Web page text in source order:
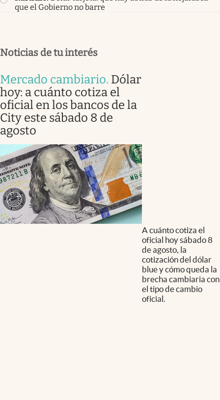
que el Gobierno no barre
Noticias de tu interés
Mercado cambiario. Dólar
hoy: a cuánto cotiza el
oficial en los bancos de la
City este sábado 8 de
agosto
A cuánto cotiza el
oficial hoy sábado 8
de agosto, la
cotización del dólar
blue y cómo queda la
brecha cambiaria con
el tipo de cambio
oficial.